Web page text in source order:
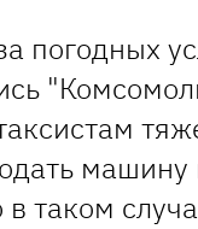
погодных
в таком